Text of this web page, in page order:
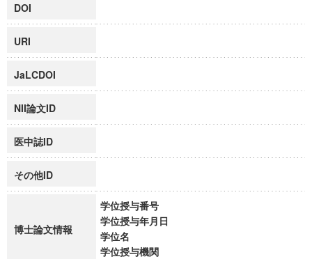
DOI
URI
JaLCDOI
NII論文ID
医中誌ID
その他ID
博士論文情報
学位授与番号
学位授与年月日
学位名
学位授与機関